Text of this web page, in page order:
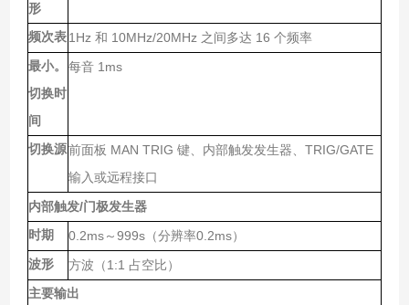
形
频次表 1Hz 和 10MHz/20MHz 之间多达 16 个频率
最小。
切换时
间
每音1ms
切换源前面板 MAN TRIG 键、内部触发发生器、 TRIG/GATE
输入或远程接口
内部触发/门极发生器
时期 0.2ms～ 999s（分辨率0.2ms）
波形 方波（ 1:1 占空比）
主要输出